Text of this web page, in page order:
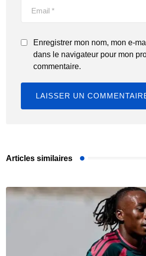
Enregistrer mon nom, mon e-
dans le navigateur pour mon
commentaire.
Articles similaires